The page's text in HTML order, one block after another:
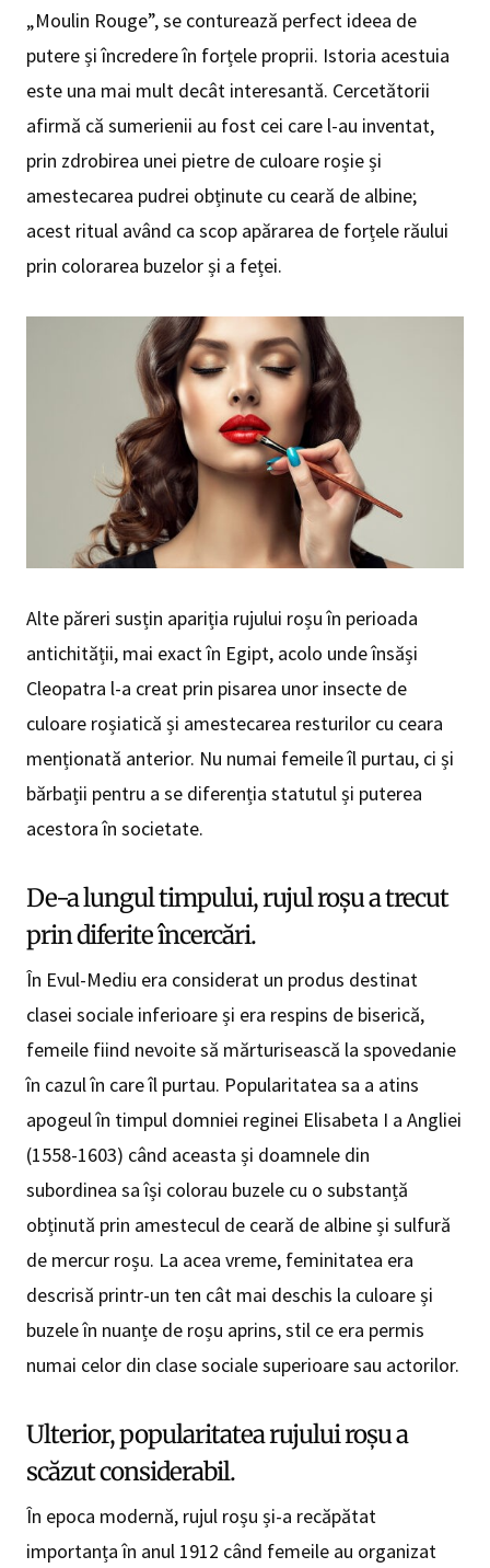
„Moulin Rouge”, se conturează perfect ideea de
putere și încredere în forțele proprii. Istoria acestuia
este una mai mult decât interesantă. Cercetătorii
afirmă că sumerienii au fost cei care l-au inventat,
prin zdrobirea unei pietre de culoare roșie și
amestecarea pudrei obținute cu ceară de albine;
acest ritual având ca scop apărarea de forțele răului
prin colorarea buzelor și a feței.
Alte păreri susțin apariția rujului roșu în perioada
antichității, mai exact în Egipt, acolo unde însăși
Cleopatra l-a creat prin pisarea unor insecte de
culoare roșiatică și amestecarea resturilor cu ceara
menționată anterior. Nu numai femeile îl purtau, ci și
bărbații pentru a se diferenția statutul și puterea
acestora în societate.
De-a lungul timpului, rujul roșu a trecut
prin diferite încercări.
În Evul-Mediu era considerat un produs destinat
clasei sociale inferioare și era respins de biserică,
femeile fiind nevoite să mărturisească la spovedanie
în cazul în care îl purtau. Popularitatea sa a atins
apogeul în timpul domniei reginei Elisabeta I a Angliei
(1558-1603) când aceasta și doamnele din
subordinea sa își colorau buzele cu o substanță
obținută prin amestecul de ceară de albine și sulfură
de mercur roșu. La acea vreme, feminitatea era
descrisă printr-un ten cât mai deschis la culoare și
buzele în nuanțe de roșu aprins, stil ce era permis
numai celor din clase sociale superioare sau actorilor.
Ulterior, popularitatea rujului roșu a
scăzut considerabil.
În epoca modernă, rujul roșu și-a recăpătat
importanța în anul 1912 când femeile au organizat